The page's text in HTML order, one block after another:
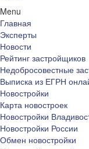
Menu
Главная
Эксперты
Новости
Рейтинг застройщиков
Недобросовестные
Выписка из ЕГРН
Новостройки
Карта новостроек
Новостройки
Новостройки России
Обмен новостройки